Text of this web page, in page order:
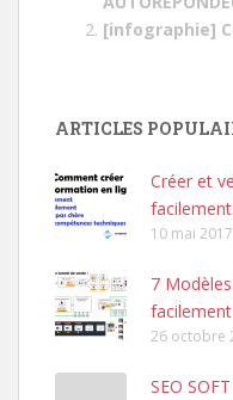
[infographie]
ARTICLES
Créer et
facilement.
10 mai 2017
7
facilement
26 octobre
SEO